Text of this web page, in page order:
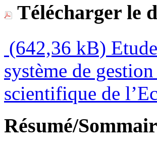
Télécharger le
(642,36 kB)
système de
scientifique de
Résumé/